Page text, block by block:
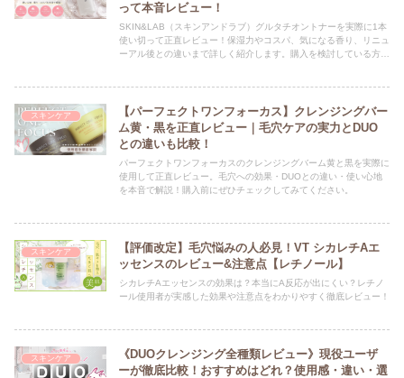
って本音レビュー！
SKIN&LAB（スキンアンドラブ）グルタチオントナーを実際に1本
使い切って正直レビュー！保湿力やコスパ、気になる香り、リニュ
ーアル後との違いまで詳しく紹介します。購入を検討している方は
スキンケア
【パーフェクトワンフォーカス】クレンジングバー
ム黄・黒を正直レビュー｜毛穴ケアの実力とDUO
との違いも比較！
パーフェクトワンフォーカスのクレンジングバーム黄と黒を実際に
使用して正直レビュー。毛穴への効果・DUOとの違い・使い心地
を本音で解説！購入前にぜひチェックしてみてください。
スキンケア
【評価改定】毛穴悩みの人必見！VT シカレチAエ
ッセンスのレビュー&注意点【レチノール】
シカレチAエッセンスの効果は？本当にA反応が出にくい？レチノ
ール使用者が実感した効果や注意点をわかりやすく徹底レビュー！
スキンケア
《DUOクレンジング全種類レビュー》現役ユーザ
ーが徹底比較！おすすめはどれ？使用感・違い・選